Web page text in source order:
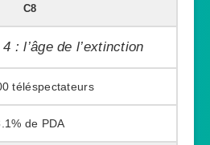
C8
: l’âge de l’extinction